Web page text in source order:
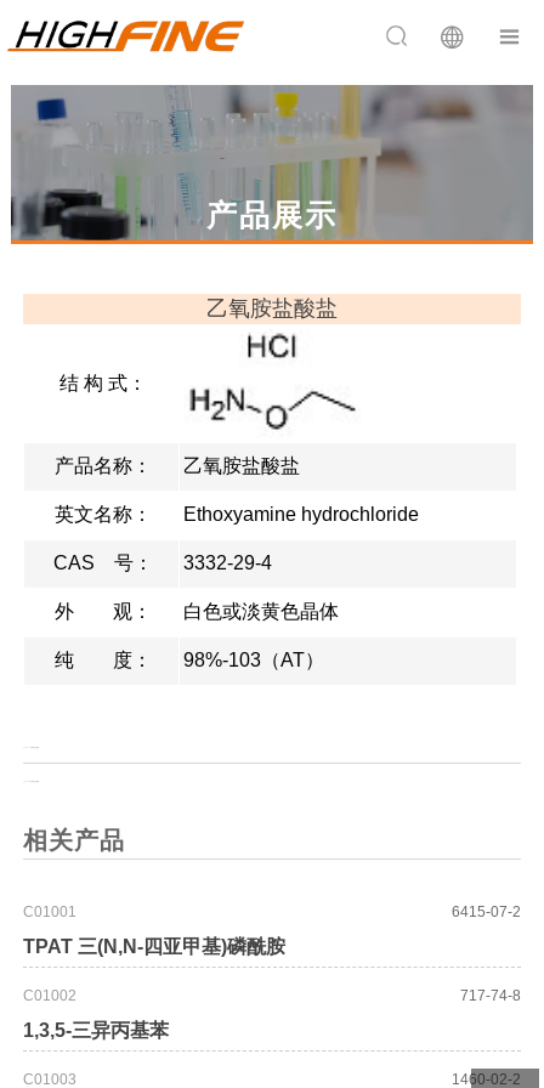
 
产品展示
乙氧胺盐酸盐
结 构 式：
产品名称： 乙氧胺盐酸盐
英文名称： Ethoxyamine hydrochloride
CAS 号： 3332-29-4
外 观： 白色或淡黄色晶体
纯 度： 98%-103（AT）
相关产品
C01001
TPAT 三(N,N-四亚甲基)磷酰胺
6415-07-2
C01002
1,3,5-三异丙基苯
717-74-8
C01003 1460-02-2